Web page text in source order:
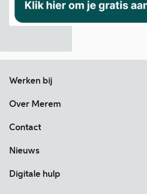
Werken bij
Over Merem
Contact
Nieuws
Digitale hulp